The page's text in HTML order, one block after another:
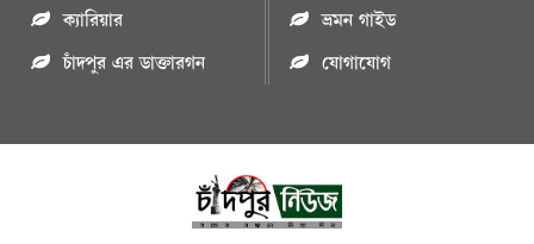
ক্যারিয়ার
চাঁদপুর এর ডাক্তারগন
ভ্রমন গাইড
যোগাযোগ